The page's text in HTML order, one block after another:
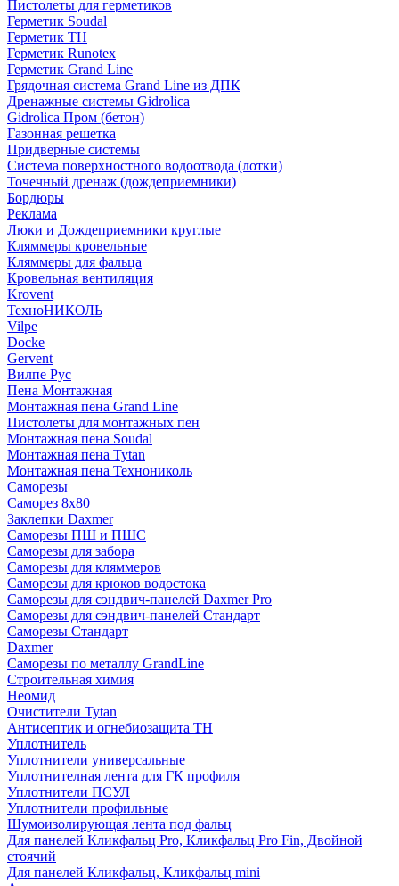
Пистолеты для герметиков
Герметик Soudal
Герметик ТН
Герметик Runotex
Герметик Grand Line
Грядочная система Grand Line из ДПК
Дренажные системы Gidrolica
Gidrolica Пром (бетон)
Газонная решетка
Придверные системы
Система поверхностного водоотвода (лотки)
Точечный дренаж (дождеприемники)
Бордюры
Рекламa
Люки и Дождеприемники круглые
Кляммеры кровельные
Кляммеры для фальца
Кровельная вентиляция
Krovent
ТехноНИКОЛЬ
Vilpe
Docke
Gervent
Вилпе Рус
Пена Монтажнaя
Монтажная пена Grand Linе
Пистолеты для монтажных пен
Монтажная пена Soudal
Монтажная пена Tytan
Монтажная пена Технониколь
Саморезы
Саморез 8х80
Заклепки Daxmer
Саморезы ПШ и ПШС
Саморезы для забора
Саморезы для кляммеров
Саморезы для крюков водостока
Саморезы для сэндвич-панелей Daxmer Pro
Саморезы для сэндвич-панелей Стандарт
Саморезы Стандарт
Daxmer
Саморезы по металлу GrandLine
Строительная химия
Неомид
Очистители Tytan
Антисептик и огнебиозащита ТН
Уплотнитель
Уплотнители универсальные
Уплотнителная лента для ГК профиля
Уплотнители ПСУЛ
Уплотнители профильные
Шумоизолирующая лента под фальц
Для панелей Кликфальц Pro, Кликфальц Pro Fin, Двойной
стоячий
Для панелей Кликфальц, Кликфальц mini